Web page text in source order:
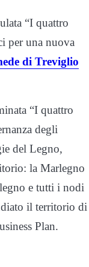
“I quattro
per una nuova
di Treviglio
“I quattro
degli
del Legno,
la Marlegno
e tutti i nodi
il territorio di
Plan.